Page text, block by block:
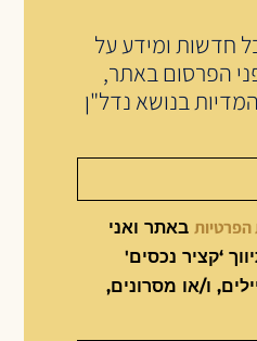
חדשות ומידע על
הפרסום באתר,
בנושא נדל"ן
הפרטיות באתר ואני
‘קציר נכסים'
ו/או מסרונים,